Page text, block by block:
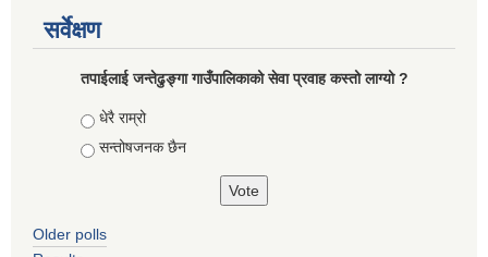
सर्वेक्षण
तपाईलाई जन्तेढुङ्गा गाउँपालिकाको सेवा प्रवाह कस्तो लाग्यो ?
Choices
धेरै राम्रो
सन्तोषजनक छैन
Older polls